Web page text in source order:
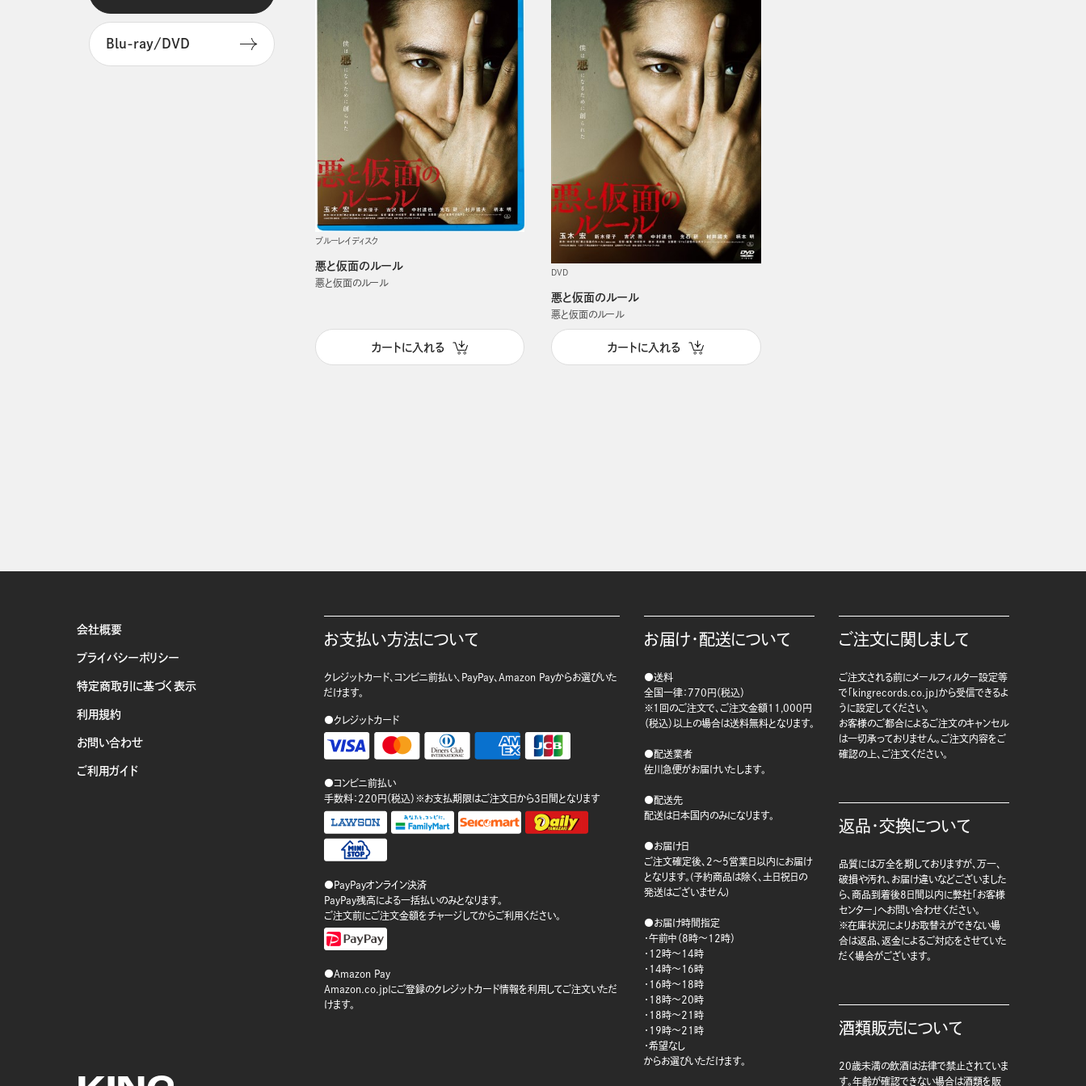
Blu-ray/DVD
ブルーレイディスク
悪と仮面のルール
悪と仮面のルール
カートに入れる
DVD
悪と仮面のルール
悪と仮面のルール
カートに入れる
会社概要
プライバシーポリシー
特定商取引に基づく表示
利用規約
お問い合わせ
ご利用ガイド
お支払い方法について
クレジットカード、コンビニ前払い、PayPay、Amazon Payからお選びいた
だけます。
●クレジットカード
●コンビニ前払い
手数料：220円（税込）※お支払期限はご注文日から3日間となります
●PayPayオンライン決済
PayPay残高による一括払いのみとなります。
ご注文前にご注文金額をチャージしてからご利用ください。
●Amazon Pay
Amazon.co.jpにご登録のクレジットカード情報を利用してご注文いただ
けます。
お届け・配送について
●送料
全国一律：770円（税込）
※1回のご注文で、ご注文金額11,000円
（税込）以上の場合は送料無料となります。
●配送業者
佐川急便がお届けいたします。
●配送先
配送は日本国内のみになります。
●お届け日
ご注文確定後、2～5営業日以内にお届け
となります。(予約商品は除く、土日祝日の
発送はございません)
●お届け時間指定
・午前中（8時～12時）
・12時～14時
・14時～16時
・16時～18時
・18時～20時
・18時～21時
・19時～21時
・希望なし
からお選びいただけます。
ご注文に関しまして
ご注文される前にメールフィルター設定等
で「kingrecords.co.jp」から受信できるよ
うに設定してください。
お客様のご都合によるご注文のキャンセル
は一切承っておりません。ご注文内容をご
確認の上、ご注文ください。
返品・交換について
品質には万全を期しておりますが、万一、
破損や汚れ、お届け違いなどございました
ら、商品到着後8日間以内に弊社「お客様
センター」へお問い合わせください。
※在庫状況によりお取替えができない場
合は返品、返金によるご対応をさせていた
だく場合がございます。
酒類販売について
20歳未満の飲酒は法律で禁止されていま
す。年齢が確認できない場合は酒類を販